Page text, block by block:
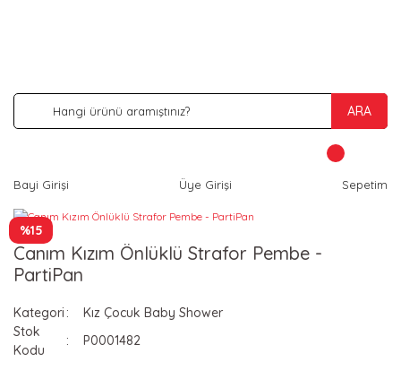
ARA
Bayi Girişi Üye Girişi Sepetim
%15
Canım Kızım Önlüklü Strafor Pembe -
PartiPan
Kategori
Kız Çocuk Baby Shower
Stok
Kodu
P0001482